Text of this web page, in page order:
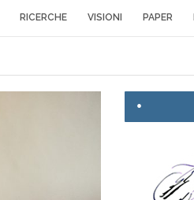
RICERCHE VISIONI PAPER